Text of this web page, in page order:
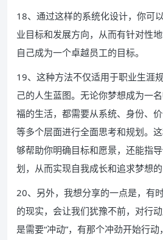
18、通过这样的系统化设计，你可
业目标和发展方向，从而有针对性
自己成为一个卓越员工的目标。
19、这种方法不仅适用于职业生涯
己的人生蓝图。无论你梦想成为一
福的生活，都需要从系统、身份、
等多个层面进行全面思考和规划。
够帮助你明确目标和愿景，还能指
划，从而实现自我成长和追求梦想的
20、另外，我想分享的一点是，有
的现实，会让我们犹豫不前，对行
是需要“冲动”，有那个冲劲开始行